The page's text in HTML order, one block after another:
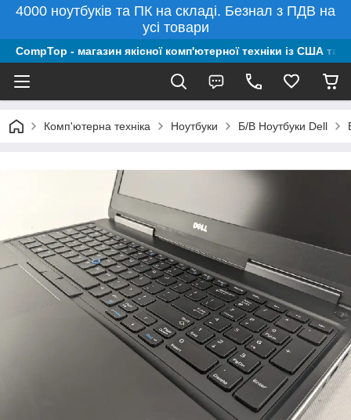
4000 ноутбуків та ПК на складі. Безнал з ПДВ на
усі товари
CompTop - магазин якісної комп'ютерної техніки із США та
Комп'ютерна техніка Ноутбуки Б/В Ноутбуки Dell